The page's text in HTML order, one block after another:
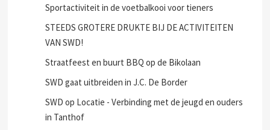
Sportactiviteit in de voetbalkooi voor tieners
STEEDS GROTERE DRUKTE BIJ DE ACTIVITEITEN
VAN SWD!
Straatfeest en buurt BBQ op de Bikolaan
SWD gaat uitbreiden in J.C. De Border
SWD op Locatie - Verbinding met de jeugd en ouders
in Tanthof